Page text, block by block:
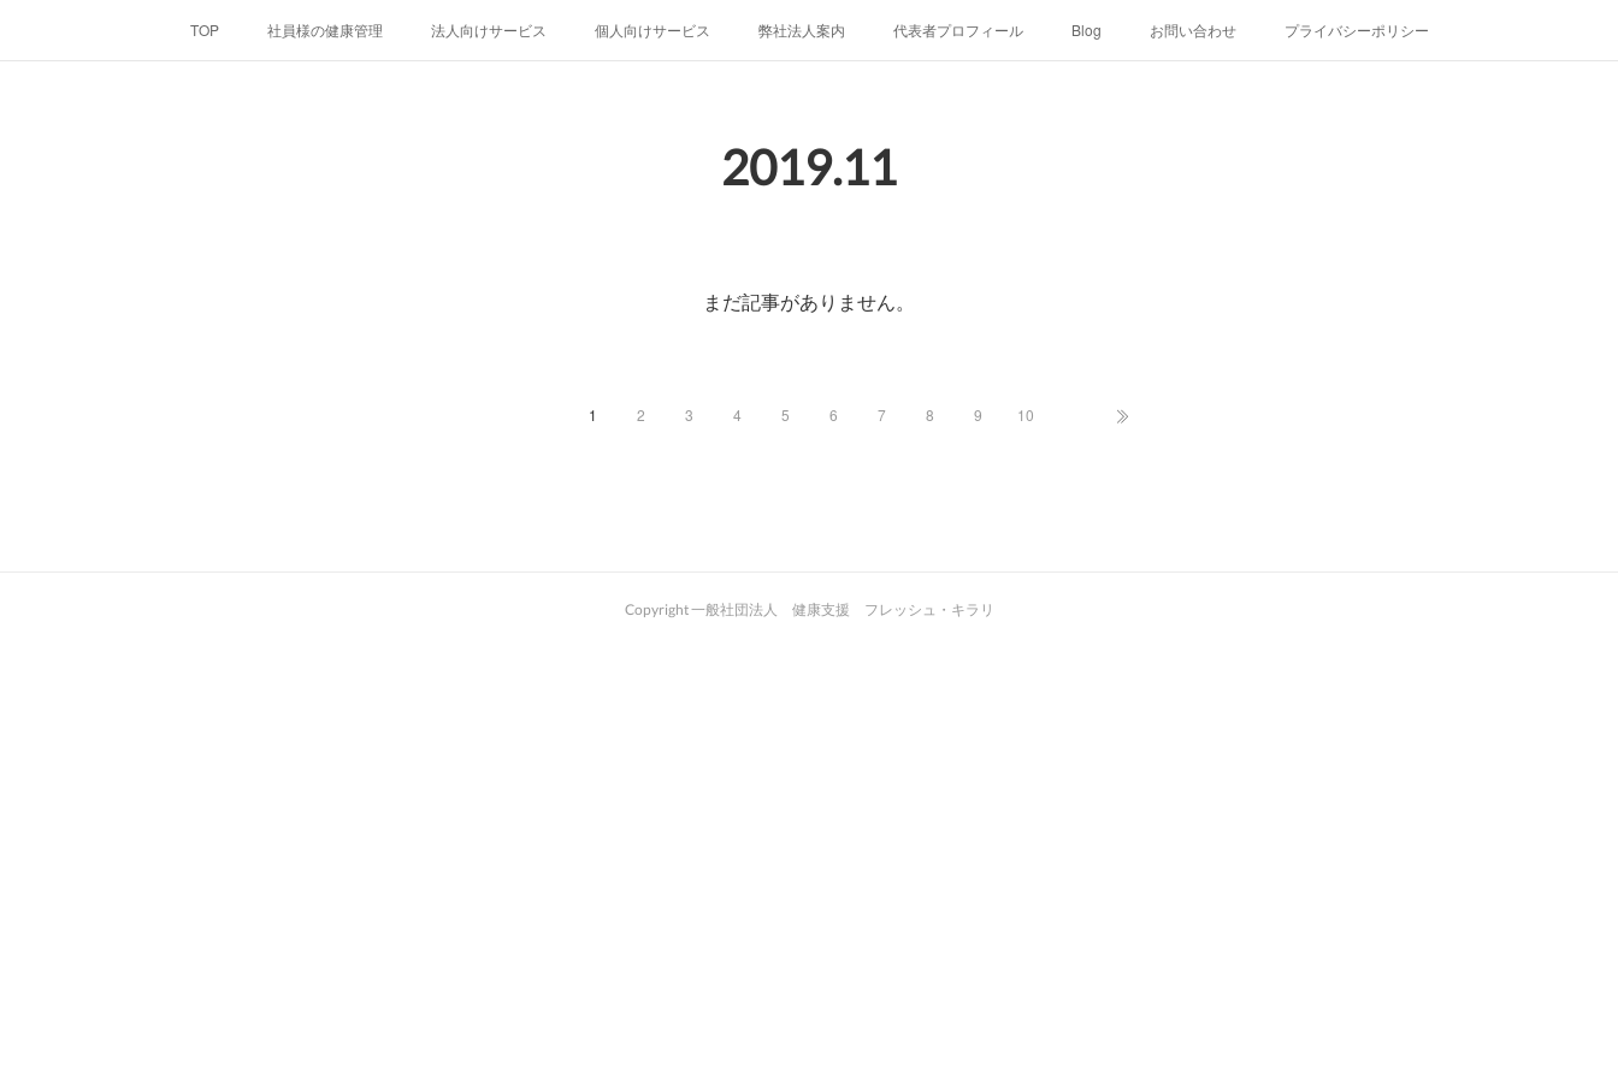
TOP 社員様の健康管理 法人向けサービス 個人向けサービス 弊社法人案内 代表者プロフィール Blog お問い合わせ プライバシーポリシー
2019.11
まだ記事がありません。
1 2 3 4 5 6 7 8 9 10
Copyright 一般社団法人 健康支援 フレッシュ・キラリ